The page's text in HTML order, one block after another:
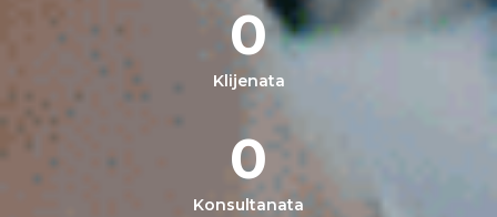
0
Klijenata
0
Konsultanata